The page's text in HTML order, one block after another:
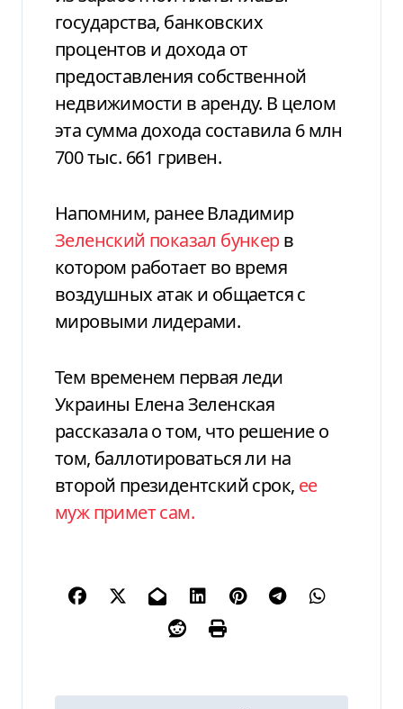
государства, банковских
процентов и дохода от
предоставления собственной
недвижимости в аренду. В целом
эта сумма дохода составила 6 млн
700 тыс. 661 гривен.
Напомним, ранее Владимир
Зеленский показал бункерв
котором работает во время
воздушных атак и общается с
мировыми лидерами.
Тем временем первая леди
Украины Елена Зеленская
рассказала о том, что решение о
том, баллотироваться ли на
второй президентский срок, ее
муж примет сам.